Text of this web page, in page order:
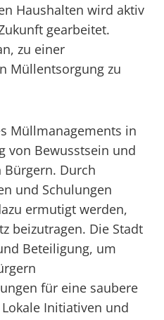
Haushalten wird aktiv
gearbeitet.
zu einer
Müllentsorgung zu
Müllmanagements in
von Bewusstsein und
Durch
und Schulungen
ermutigt werden,
beizutragen. Die Stadt
Beteiligung, um
für eine saubere
Initiativen und